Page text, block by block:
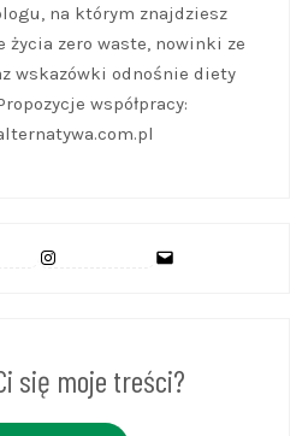
na którym znajdziesz
życia zero waste, nowinki ze
wskazówki odnośnie diety
współpracy:
się moje treści?